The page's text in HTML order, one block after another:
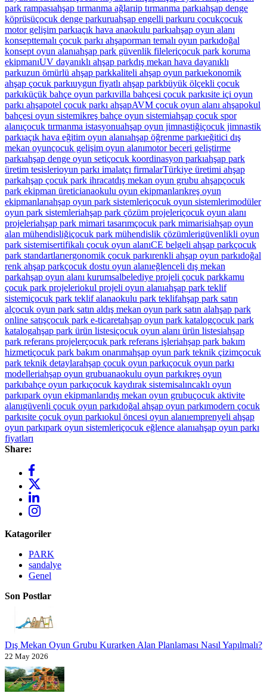
park rampasıahşap tırmanma ağlarıip tırmanma parkıahşap denge
köprüsüçocuk denge parkuruahşap engelli parkuru çocukçocuk
motor gelişim parkıaçık hava anaokulu parkıahşap oyun alanı
konsepttemalı çocuk parkı ahşaporman temalı oyun parkıdoğal
konsept oyun alanıahşap park güvenlik fileleriçocuk park koruma
ekipmanıUV dayanıklı ahşap parkdış mekan hava dayanıklı
parkuzun ömürlü ahşap parkkaliteli ahşap oyun parkıekonomik
ahşap çocuk parkıuygun fiyatlı ahşap parkbüyük ölçekli çocuk
parkıküçük bahçe oyun parkıvilla bahçesi çocuk parkısite içi oyun
parkı ahşapotel çocuk parkı ahşapAVM çocuk oyun alanı ahşapokul
bahçesi oyun sistemikreş bahçe oyun sistemiahşap çocuk spor
alanıçocuk tırmanma istasyonuahşap oyun jimnastiğiçocuk jimnastik
parkıaçık hava eğitim oyun alanıahşap öğrenme parkıeğitici dış
mekan oyunçocuk gelişim oyun alanımotor beceri geliştirme
parkıahşap denge oyun setiçocuk koordinasyon parkıahşap park
üretim tesislerioyun parkı imalatçı firmalarTürkiye üretimi ahşap
parkahşap çocuk park ihracatdış mekan oyun grubu ahşapçocuk
park ekipman üreticianaokulu oyun ekipmanlarıkreş oyun
ekipmanlarıahşap oyun park sistemleriçocuk oyun sistemlerimodüler
oyun park sistemleriahşap park çözüm projeleriçocuk oyun alanı
projeleriahşap park mimari tasarımçocuk park mimarisiahşap oyun
alan mühendisliğiçocuk park mühendislik çözümlerigüvenlikli oyun
park sistemisertifikalı çocuk oyun alanıCE belgeli ahşap parkçocuk
park standartlarıergonomik çocuk parkırenkli ahşap oyun parkıdoğal
renk ahşap parkçocuk dostu oyun alanıeğlenceli dış mekan
parkahşap oyun alanı kurumsalbelediye projeli çocuk parkkamu
çocuk park projeleriokul projeli oyun alanıahşap park teklif
sistemiçocuk park teklif alanaokulu park teklifahşap park satın
alçocuk oyun park satın aldış mekan oyun park satın alahşap park
online satışçocuk park e-ticaretahşap oyun park katalogçocuk park
katalogahşap park ürün listesiçocuk oyun alanı ürün listesiahşap
park referans projelerçocuk park referans işleriahşap park bakım
hizmetiçocuk park bakım onarımahşap oyun park teknik çizimçocuk
park teknik detaylarahşap çocuk oyun parkıçocuk oyun parkı
modelleriahşap oyun grubuanaokulu oyun parkıkreş oyun
parkıbahçe oyun parkıçocuk kaydırak sistemisalıncaklı oyun
parkıpark oyun ekipmanlarıdış mekan oyun grubuçocuk aktivite
alanıgüvenli çocuk oyun parkıdoğal ahşap oyun parkımodern çocuk
parkısite çocuk oyun parkıokul öncesi oyun alanıemprenyeli ahşap
oyun parkıpark oyun sistemleriçocuk eğlence alanıahşap oyun parkı
fiyatları
Share:
Katagoriler
PARK
sandalye
Genel
Son Postlar
Dış Mekan Oyun Grubu Kurarken Alan Planlaması Nasıl Yapılmalı?
22 May 2026